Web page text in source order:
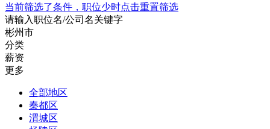
当前筛选了条件，职位少时点击重置筛选
请输入职位名/公司名关键字
彬州市
分类
薪资
更多
全部地区
秦都区
渭城区